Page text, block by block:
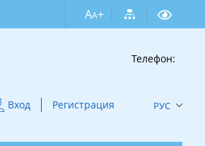
AA+
Телефон:
Вход Регистрация РУС